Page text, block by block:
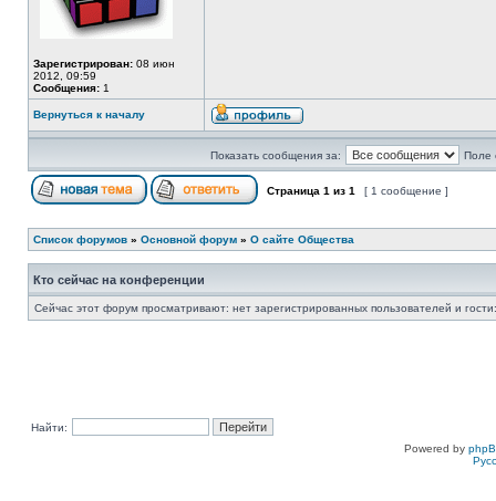
Зарегистрирован: 08 июн
2012, 09:59
Сообщения: 1
Вернуться к началу
Показать сообщения за: Поле
Страница 1 из 1 [ 1 сообщение ]
Список форумов » Основной форум » О сайте Общества
Кто сейчас на конференции
Сейчас этот форум просматривают: нет зарегистрированных пользователей и
Найти:
Powered by